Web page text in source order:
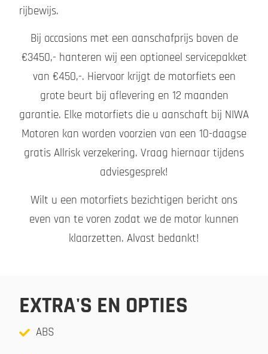
rijbewijs.
Bij occasions met een aanschafprijs boven de
€3450,- hanteren wij een optioneel servicepakket
van €450,-. Hiervoor krijgt de motorfiets een
grote beurt bij aflevering en 12 maanden
garantie. Elke motorfiets die u aanschaft bij NIWA
Motoren kan worden voorzien van een 10-daagse
gratis Allrisk verzekering. Vraag hiernaar tijdens
adviesgesprek!
Wilt u een motorfiets bezichtigen bericht ons
even van te voren zodat we de motor kunnen
klaarzetten. Alvast bedankt!
EXTRA'S EN OPTIES
ABS